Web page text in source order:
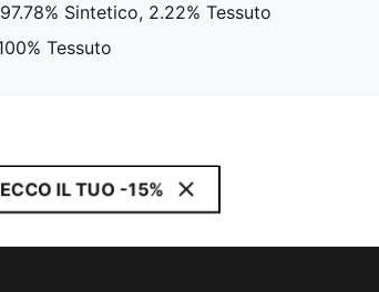
Sintetico, 2.22% Tessuto
Tessuto
IL TUO -15%